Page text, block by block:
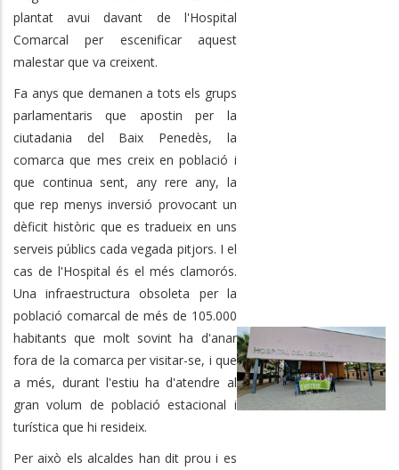
plantat avui davant de l'Hospital
Comarcal per escenificar aquest
malestar que va creixent.
Fa anys que demanen a tots els grups
parlamentaris que apostin per la
ciutadania del Baix Penedès, la
comarca que mes creix en població i
que continua sent, any rere any, la
que rep menys inversió provocant un
dèficit històric que es tradueix en uns
serveis públics cada vegada pitjors. I el
cas de l'Hospital és el més clamorós.
Una infraestructura obsoleta per la
població comarcal de més de 105.000
habitants que molt sovint ha d'anar
fora de la comarca per visitar-se, i que
a més, durant l'estiu ha d'atendre al
gran volum de població estacional i
turística que hi resideix.
Per això els alcaldes han dit prou i es